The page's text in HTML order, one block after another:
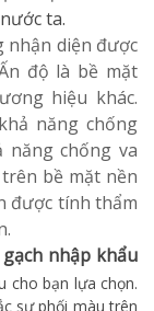
ta.
nhận diện được
độ là bề mặt
hiệu khác.
năng chống
chống va
bề mặt nền
được tính thẩm
gạch nhập khẩu
cho bạn lựa chọn.
sự phối màu trên